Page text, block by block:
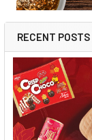
RECENT POSTS